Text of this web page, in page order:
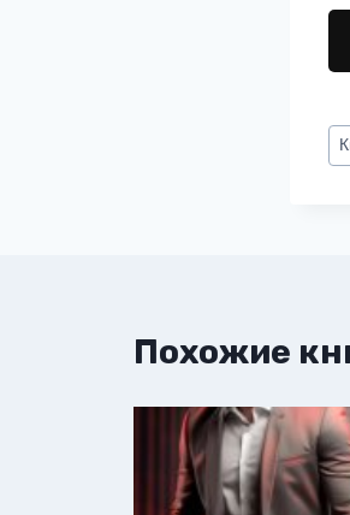
Похожие